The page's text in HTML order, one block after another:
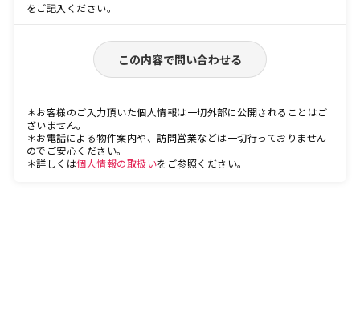
をご記入ください。
この内容で問い合わせる
＊お客様のご入力頂いた個人情報は一切外部に公開されることはご
ざいません。
＊お電話による物件案内や、訪問営業などは一切行っておりません
のでご安心ください。
＊詳しくは個人情報の取扱いをご参照ください。